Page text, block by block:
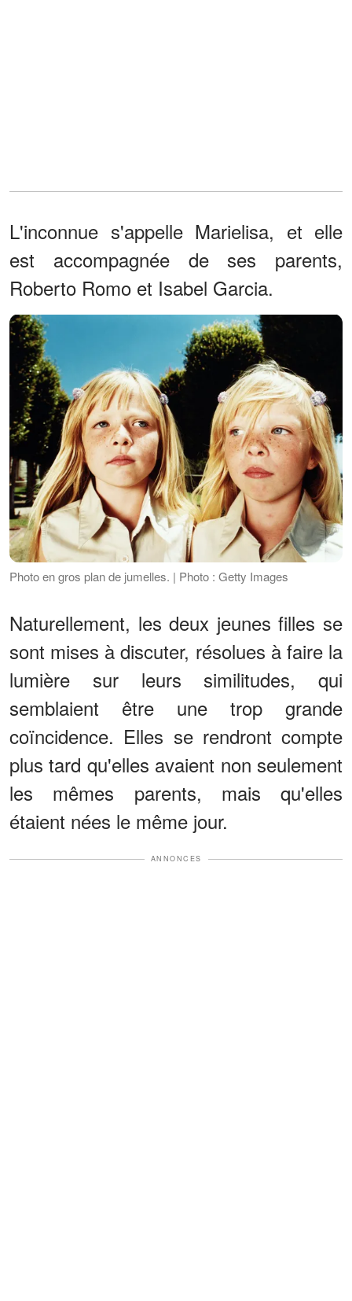
L'inconnue s'appelle Marielisa, et elle
est accompagnée de ses parents,
Roberto Romo et Isabel Garcia.
Photo en gros plan de jumelles. | Photo : Getty Images
Naturellement, les deux jeunes filles se
sont mises à discuter, résolues à faire la
lumière sur leurs similitudes, qui
semblaient être une trop grande
coïncidence. Elles se rendront compte
plus tard qu'elles avaient non seulement
les mêmes parents, mais qu'elles
étaient nées le même jour.
ANNONCES